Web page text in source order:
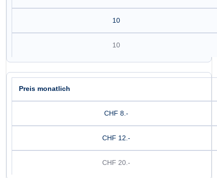
10
10
Preis monatlich
CHF 8.-
CHF 12.-
CHF 20.-